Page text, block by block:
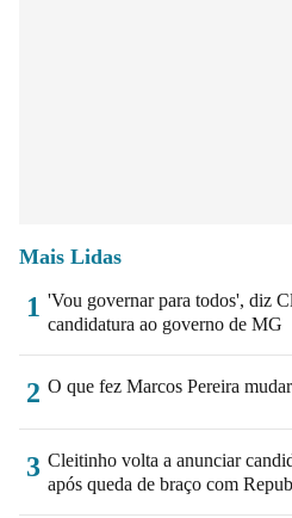
Mais Lidas
1 'Vou governar para todos', diz
candidatura ao governo de MG
2 O que fez Marcos Pereira
3 Cleitinho volta a anunciar
após queda de braço com